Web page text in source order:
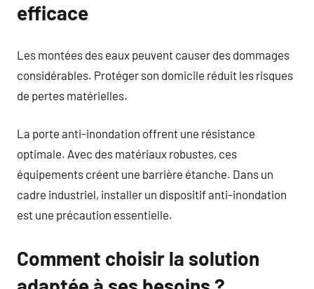
efficace
Les montées des eaux peuvent causer des dommages
considérables. Protéger son domicile réduit les risques
de pertes matérielles.
La porte anti-inondation offrent une résistance
optimale. Avec des matériaux robustes, ces
équipements créent une barrière étanche. Dans un
cadre industriel, installer un dispositif anti-inondation
est une précaution essentielle.
Comment choisir la solution